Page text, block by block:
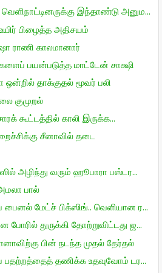
இந்தாண்டு அனும...
பிழைத்த அதிசயம்
ராணி காலமானார்
பயன்படுத்த மாட்டேன் சாக்ஷி
ஒன்றில் தாக்குதல் மூவர் பலி
குமுறல்
கூட்டத்தில் காலி இருக்க...
சீனாவில் தடை
அழிந்து வரும் ஹூபாரா பஸ்டர...
பால்
மேட்ச் பிக்ஸிங்.. வெளியான ர...
போரில் துருக்கி தோற்றுவிட்டது ஜ...
பின் நடந்த முதல் தேர்தல்
தணிக்க உதவுவோம் டர...